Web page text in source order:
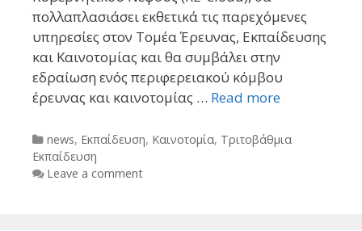
πολλαπλασιάσει εκθετικά τις παρεχόμενες
υπηρεσίες στον Τομέα Έρευνας, Εκπαίδευσης
και Καινοτομίας και θα συμβάλει στην
εδραίωση ενός περιφερειακού κόμβου
έρευνας και καινοτομίας … Read more
Categories
news, Εκπαίδευση, Καινοτομία, Τριτοβάθμια
Εκπαίδευση
Leave a comment